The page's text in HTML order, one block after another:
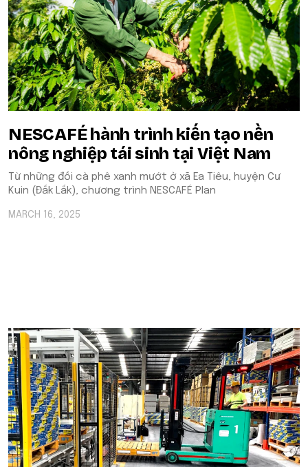
NESCAFÉ hành trình kiến tạo nền
nông nghiệp tái sinh tại Việt Nam
Từ những đồi cà phê xanh mướt ở xã Ea Tiêu, huyện Cư
Kuin (Đắk Lắk), chương trình NESCAFÉ Plan
MARCH 16, 2025